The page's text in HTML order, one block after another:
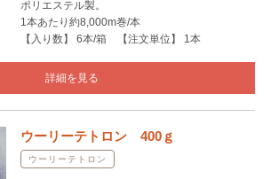
ポリエステル製。
1本あたり約8,000m巻/本
【入り数】 6本/箱 【注文単位】 1本
詳細を見る
ウーリーテトロン 400ｇ
ウーリーテトロン